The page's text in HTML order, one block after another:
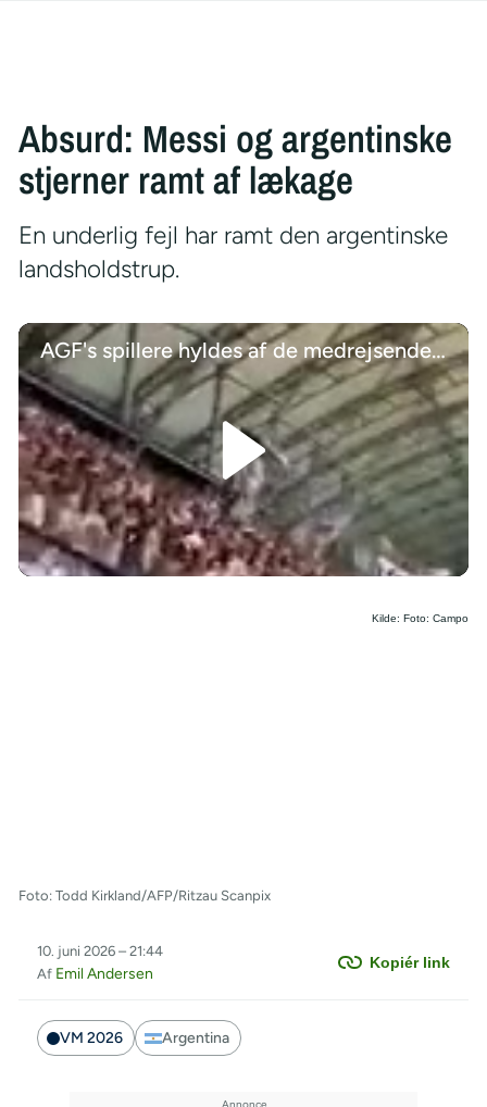
Absurd: Messi og argentinske
stjerner ramt af lækage
En underlig fejl har ramt den argentinske
landsholdstrup.
AGF's spillere hyldes af de medrejsende tilhængere efter miraklet i Poznan
/
Kilde: Foto: Campo
Foto: Todd Kirkland/AFP/Ritzau Scanpix
Kopiér link
10. juni 2026 – 21:44
Af Emil Andersen
VM 2026 Argentina